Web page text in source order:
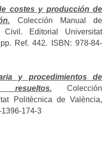
costes y producción de
Colección Manual de
Civil. Editorial Universitat
Ref. 442. ISBN: 978-84-
y procedimientos de
resueltos. Colección
Politècnica de València,
174-3